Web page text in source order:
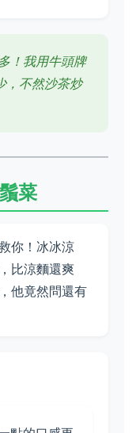
！我用牛頭牌
，不然沙茶炒
菜
你！冰冰涼
比涼麵還爽
他竟然問還有